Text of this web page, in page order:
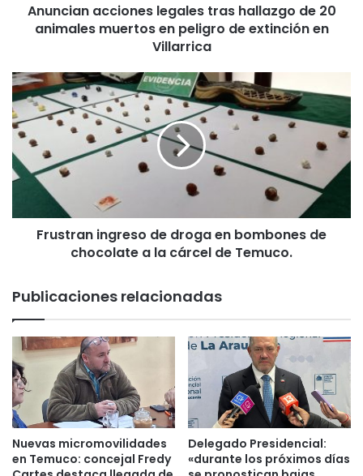
n
e
s
l
g
a
s
h
l
a
z
g
e
Anuncian acciones legales tras hallazgo de 20
animales muertos en peligro de extinción en
Villarrica
F
r
u
s
r
a
i
s
o
d
d
r
o
g
a
e
n
Frustran ingreso de droga en bombones de
chocolate a la cárcel de Temuco.
Publicaciones relacionadas
Nuevas micromovilidades
en Temuco: concejal Fredy
Delegado Presidencial:
«durante los próximos días